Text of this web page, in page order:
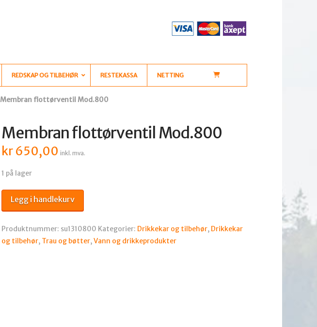
REDSKAP OG TILBEHØR RESTEKASSA NETTING
Membran flottørventil Mod.800
Membran flottørventil Mod.800
kr650,00 inkl. mva.
1 på lager
Membran
flottørventil
antall
Legg i handlekurv
Produktnummer: su1310800 Kategorier: Drikkekar og tilbehør, Drikkekar
og tilbehør, Trau og bøtter,Vann og drikkeprodukter